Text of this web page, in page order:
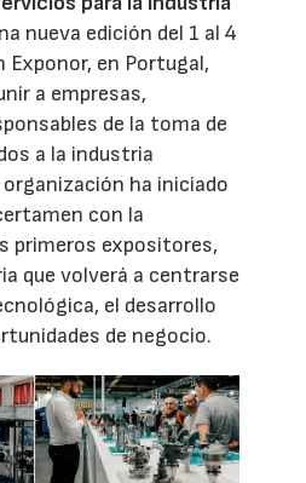
nueva edición del 1 al 4
Exponor, en Portugal,
a empresas,
de la toma de
a la industria
ha iniciado
con la
primeros expositores,
que volverá a centrarse
el desarrollo
de negocio.